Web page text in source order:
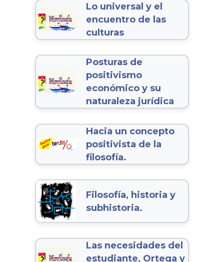
Lo universal y el
encuentro de las
culturas
Posturas de
positivismo
económico y su
naturaleza jurídica
Hacia un concepto
positivista de la
filosofía.
Filosofía, historia y
subhistoria.
Las necesidades del
estudiante, Ortega y